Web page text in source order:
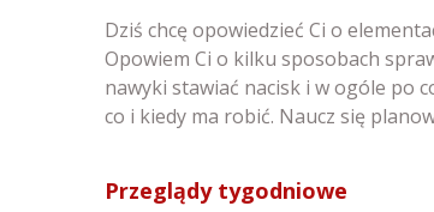
Dziś chcę opowiedzieć Ci o
Opowiem Ci o kilku sposobach
nawyki stawiać nacisk i w ogóle po
co i kiedy ma robić. Naucz się
Przeglądy tygodniowe